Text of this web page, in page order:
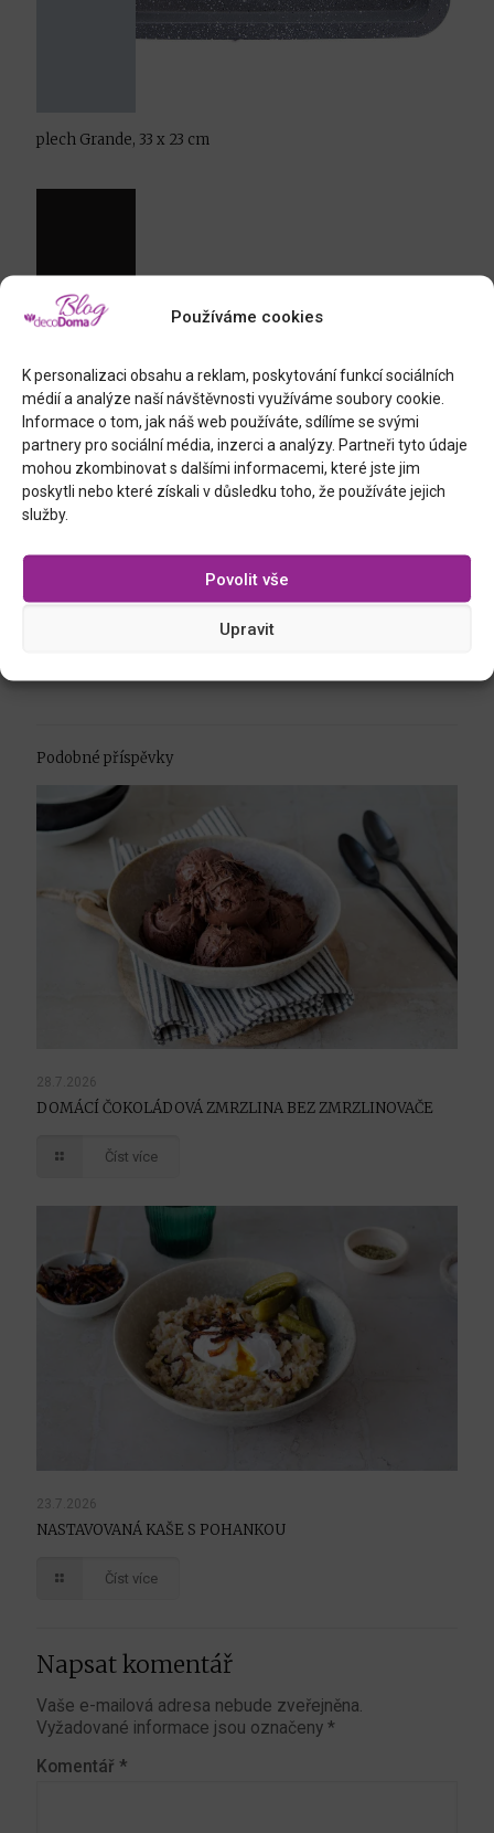
Používáme cookies
K personalizaci obsahu a reklam, poskytování funkcí sociálních
médií a analýze naší návštěvnosti využíváme soubory cookie.
Informace o tom, jak náš web používáte, sdílíme se svými
partnery pro sociální média, inzerci a analýzy. Partneři tyto údaje
mohou zkombinovat s dalšími informacemi, které jste jim
poskytli nebo které získali v důsledku toho, že používáte jejich
služby.
Povolit vše
Upravit
plech Grande, 33 x 23 cm
smaltovaný plech, 34 x 26 cm
Podobné příspěvky
28.7.2026
DOMÁCÍ ČOKOLÁDOVÁ ZMRZLINA BEZ ZMRZLINOVAČE
Číst více
23.7.2026
NASTAVOVANÁ KAŠE S POHANKOU
Číst více
Napsat komentář
Vaše e-mailová adresa nebude zveřejněna.
Vyžadované informace jsou označeny *
Komentář *